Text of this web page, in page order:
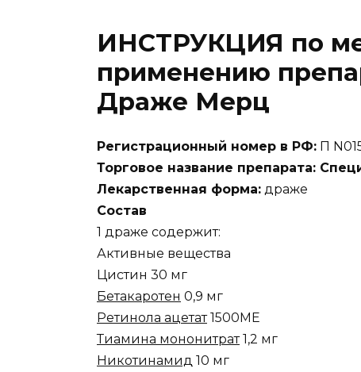
ИНСТРУКЦИЯ по
применению
Драже Мерц
Регистрационный номер в РФ: П
Торговое название препарата:
Лекарственная форма: драже
Состав
1 драже содержит:
Активные вещества
Цистин 30 мг
Бетакаротен 0,9 мг
Ретинола ацетат1500МЕ
Тиамина мононитрат1,2 мг
Никотинамид 10 мг